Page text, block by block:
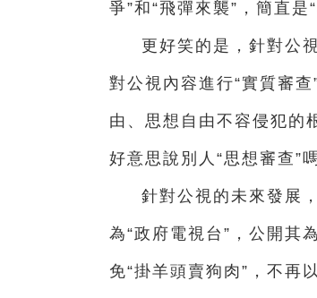
爭”和“飛彈來襲”，簡直是
更好笑的是，針對公
對公視內容進行“實質審查
由、思想自由不容侵犯的
好意思說別人“思想審查”
針對公視的未來發展
為“政府電視台”，公開其
免“掛羊頭賣狗肉”，不再